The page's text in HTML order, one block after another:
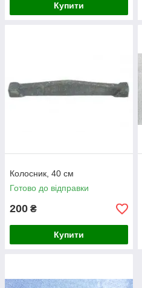
Купити
Колосник, 40 см
Готово до відправки
200 ₴
Купити